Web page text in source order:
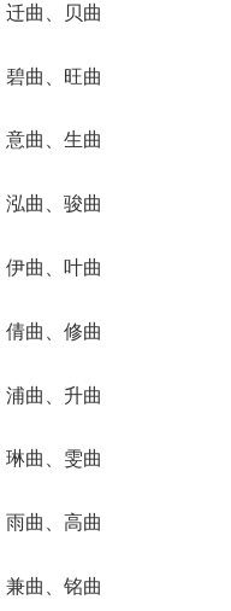
曲、贝曲
曲、旺曲
曲、生曲
曲、骏曲
曲、叶曲
曲、修曲
曲、升曲
曲、雯曲
曲、高曲
曲、铭曲